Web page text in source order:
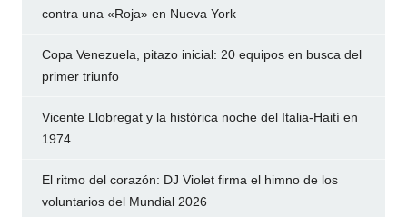
contra una «Roja» en Nueva York
Copa Venezuela, pitazo inicial: 20 equipos en busca del
primer triunfo
Vicente Llobregat y la histórica noche del Italia-Haití en
1974
El ritmo del corazón: DJ Violet firma el himno de los
voluntarios del Mundial 2026